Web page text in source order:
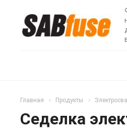
Главная Продукты
Седелка